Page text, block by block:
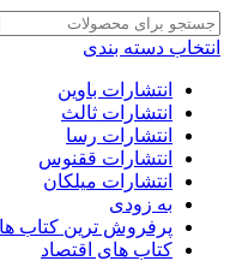
انتخاب دسته بندی
انتشارات باوین
انتشارات ثالث
انتشارات رسا
انتشارات ققنوس
انتشارات میلکان
به زودی
پرفروش ترین کتاب ها
کتاب های اقتصاد